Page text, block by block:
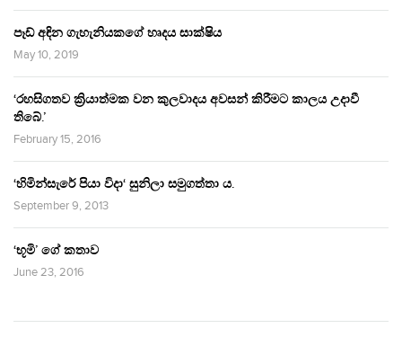
පෑඩ් අඳින ගැහැනියකගේ හෘදය සාක්ෂිය
May 10, 2019
‘රහසිගතව ක්‍රියාත්මක වන කුලවාදය අවසන් කිරීමට කාලය උදාවී
තිබේ.’
February 15, 2016
‘හිමින්සැරේ පියා විදා‘ සුනිලා සමුගත්තා ය.
September 9, 2013
‘භූමි’ ගේ කතාව
June 23, 2016